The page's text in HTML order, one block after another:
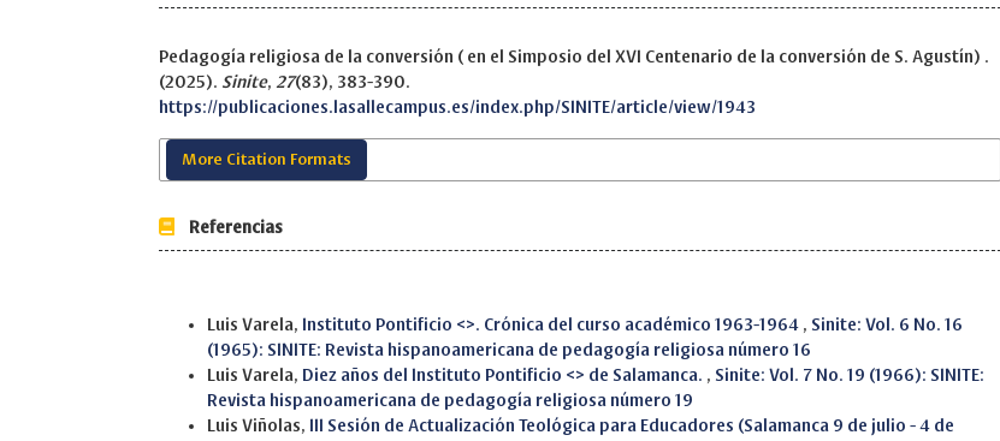
Pedagogía religiosa de la conversión ( en el Simposio del XVI Centenario de la conversión de S. Agustín) .
(2025). Sinite, 27(83), 383-390.
https://publicaciones.lasallecampus.es/index.php/SINITE/article/view/1943
More Citation Formats
Referencias
Luis Varela, Instituto Pontificio <>. Crónica del curso académico 1963-1964 , Sinite: Vol. 6 No. 16
(1965): SINITE: Revista hispanoamericana de pedagogía religiosa número 16
Luis Varela, Diez años del Instituto Pontificio <> de Salamanca. , Sinite: Vol. 7 No. 19 (1966): SINITE:
Revista hispanoamericana de pedagogía religiosa número 19
Luis Viñolas,
III Sesión de Actualización Teológica para Educadores (Salamanca 9 de julio - 4 de